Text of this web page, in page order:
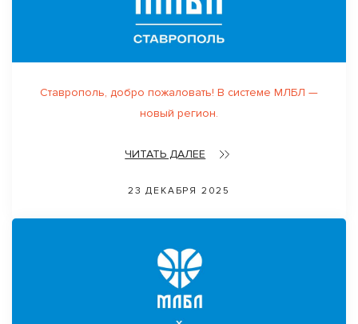
Ставрополь, добро пожаловать! В системе МЛБЛ —
новый регион.
ЧИТАТЬ ДАЛЕЕ
23 ДЕКАБРЯ 2025